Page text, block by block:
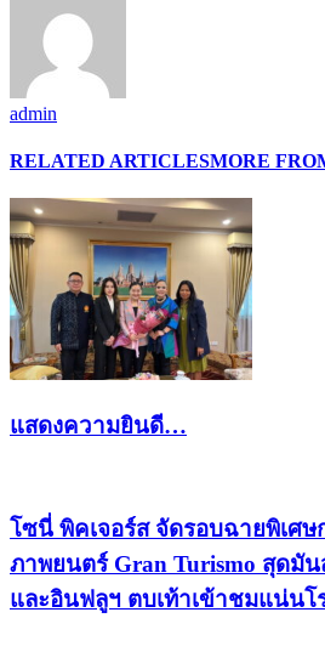
admin
RELATED ARTICLESMORE
แสดงความยินดี…
โซนี่ พิคเจอร์ส จัดรอบฉายพิเศษ
ภาพยนตร์ Gran Turismo สุดมัน
และอินฟลูฯ ตบเท้าเข้าชมแน่นโ